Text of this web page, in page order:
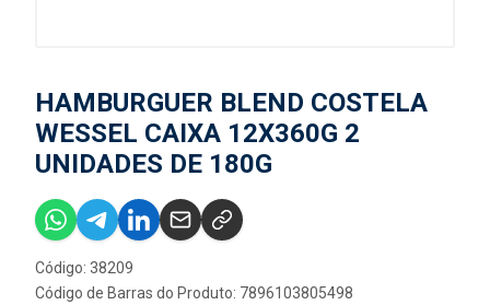
HAMBURGUER BLEND COSTELA
WESSEL CAIXA 12X360G 2
UNIDADES DE 180G
Código: 38209
Código de Barras do Produto: 7896103805498